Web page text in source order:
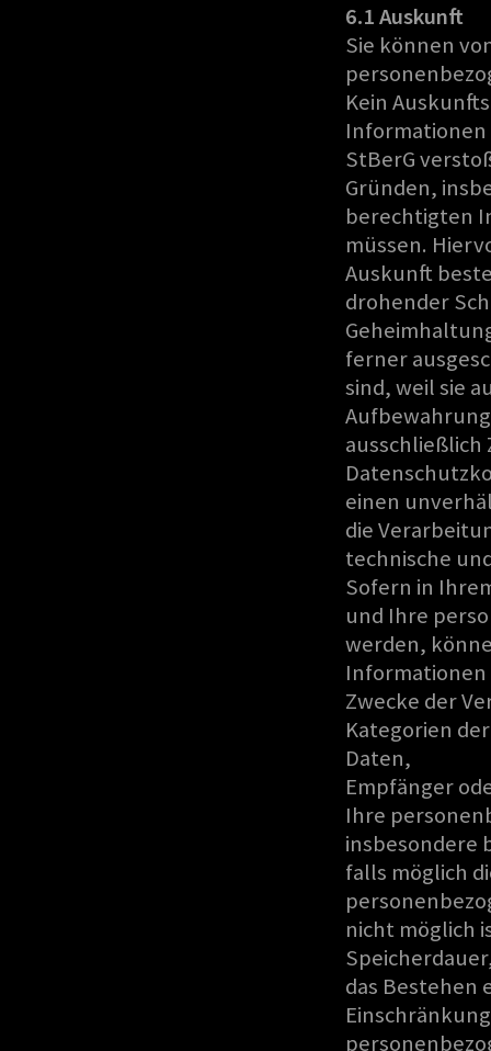
6.1 Auskunft
Sie können
Kein
Informationen
StBerG
Gründen,
berechtigten
müssen.
Auskunft
drohender
ferner
sind, weil sie
ausschließlich
einen
die
technische
Sofern in
und Ihre
werden,
Zwecke der
Kategorien
Daten,
Empfänger
Ihre
insbesondere
falls möglich
nicht möglich
das Bestehen